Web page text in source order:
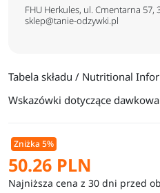
FHU Herkules, ul. Cmentarna 57,
sklep@tanie-odzywki.pl
Tabela składu / Nutritional
Wskazówki dotyczące
Zniżka 5%
50.26 PLN
Najniższa cena z 30 dni przed